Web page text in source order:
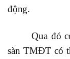
động.
Qua đó
sàn TMĐT có